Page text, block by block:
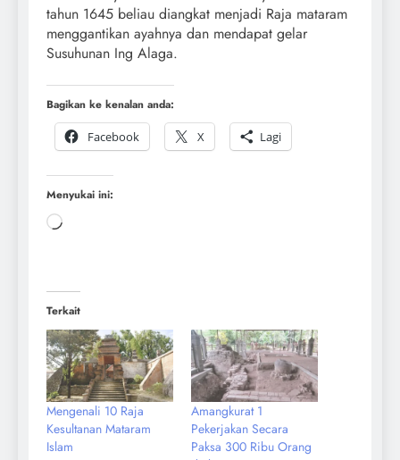
tahun 1645 beliau diangkat menjadi Raja mataram
menggantikan ayahnya dan mendapat gelar
Susuhunan Ing Alaga.
Bagikan ke kenalan anda:
Facebook
X Lagi
Menyukai ini:
Terkait
Mengenali 10 Raja
Kesultanan Mataram
Islam
Amangkurat 1
Pekerjakan Secara
Paksa 300 Ribu Orang